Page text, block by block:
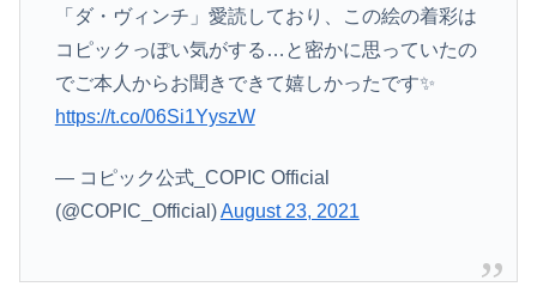
「ダ・ヴィンチ」愛読しており、この絵の着彩は
コピックっぽい気がする…と密かに思っていたの
でご本人からお聞きできて嬉しかったです✨
https://t.co/06Si1YyszW
— コピック公式_COPIC Official
(@COPIC_Official)August 23, 2021